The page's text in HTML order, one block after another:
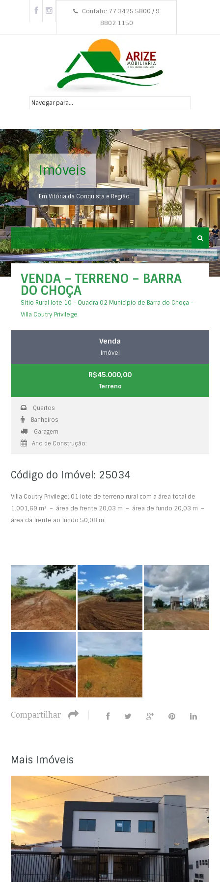
Contato: 77 3425 5800 / 9
8802 1150
Imóveis
Em Vitória da Conquista e Região
VENDA – TERRENO – BARRA
DO CHOÇA
Sitio Rural lote 10 - Quadra 02 Município de Barra do Choça -
Villa Coutry Privilege
Venda
Imóvel
R$45.000,00
Terreno
Quartos
Banheiros
Garagem
Ano de Construção:
Código do Imóvel: 25034
Villa Coutry Privilege: 01 lote de terreno rural com a área total de
1.001,69 m² – área de frente 20,03 m – área de fundo 20,03 m –
área da frente ao fundo 50,08 m.
Compartilhar
Mais Imóveis